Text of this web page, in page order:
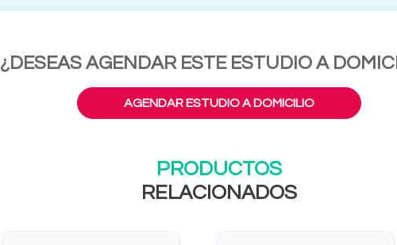
¿DESEAS AGENDAR ESTE ESTUDIO A
AGENDAR ESTUDIO A DOMICILIO
PRODUCTOS
RELACIONADOS